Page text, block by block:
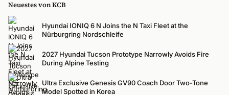
Neuestes von KCB
Hyundai IONIQ 6 N Joins the N Taxi Fleet at the
Nürburgring Nordschleife
2027 Hyundai Tucson Prototype Narrowly Avoids Fire
During Alpine Testing
Ultra Exclusive Genesis GV90 Coach Door Two-Tone
Model Spotted in Korea